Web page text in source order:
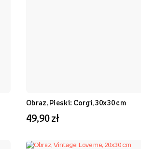
Obraz, Pieski: Corgi, 30x30 cm
49,90 zł